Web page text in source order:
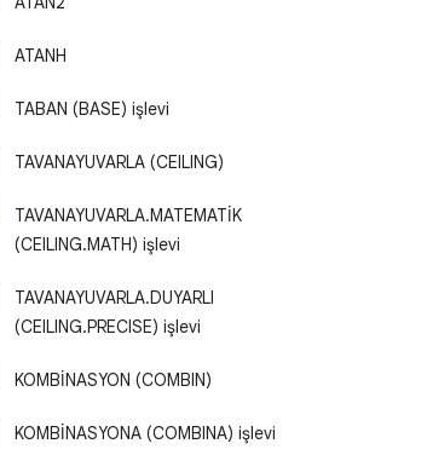
ATANH
TABAN (BASE) işlevi
TAVANAYUVARLA (CEILING)
TAVANAYUVARLA.MATEMATİK
(CEILING.MATH) işlevi
TAVANAYUVARLA.DUYARLI
(CEILING.PRECISE) işlevi
KOMBİNASYON (COMBIN)
KOMBİNASYONA (COMBINA) işlevi